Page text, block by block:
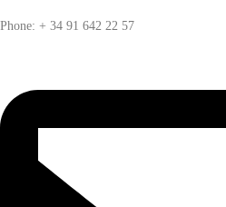
Phone: + 34 91 642 22 57